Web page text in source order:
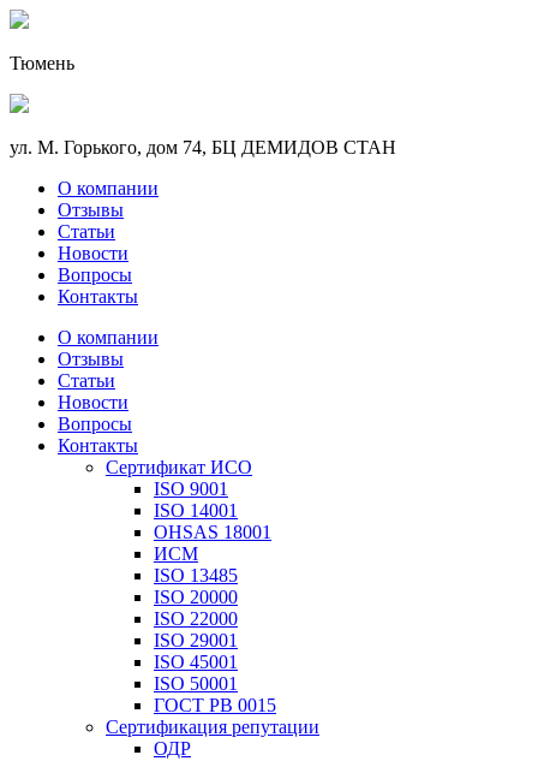
Тюмень
ул. М. Горького, дом 74, БЦ ДЕМИДОВ СТАН
О компании
Отзывы
Статьи
Новости
Вопросы
Контакты
О компании
Отзывы
Статьи
Новости
Вопросы
Контакты
Сертификат ИСО
ISO 9001
ISO 14001
OHSAS 18001
ИСМ
ISO 13485
ISO 20000
ISO 22000
ISO 29001
ISO 45001
ISO 50001
ГОСТ РВ 0015
Сертификация репутации
ОДР